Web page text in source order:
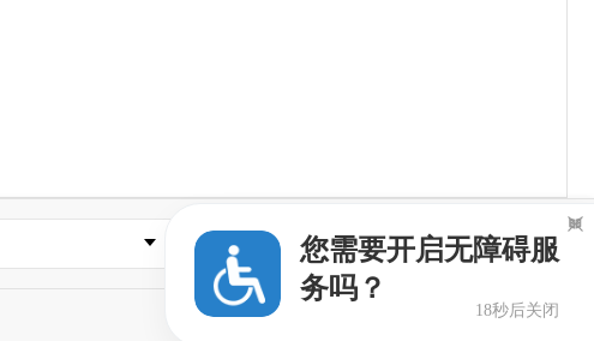
县市区政府 您需要开启无障碍服
务吗？
18秒后关闭
